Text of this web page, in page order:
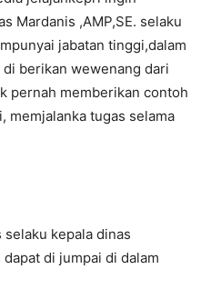
Mardanis ,AMP,SE. selaku
jabatan tinggi,dalam
berikan wewenang dari
pernah memberikan contoh
memjalanka tugas selama
kepala dinas
di jumpai di dalam